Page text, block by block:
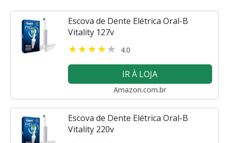
Escova de Dente Elétrica Oral-B
Vitality 127v
4.0
IR À LOJA
Amazon.com.br
Escova de Dente Elétrica Oral-B
Vitality 220v